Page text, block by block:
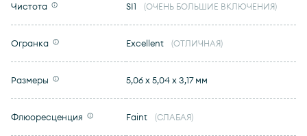
Чистота SI1 (ОЧЕНЬ БОЛЬШИЕ ВКЛЮЧЕНИЯ)
Огранка Excellent (ОТЛИЧНАЯ)
Размеры 5,06 x 5,04 x 3,17 мм
Флюоресценция Faint (СЛАБАЯ)